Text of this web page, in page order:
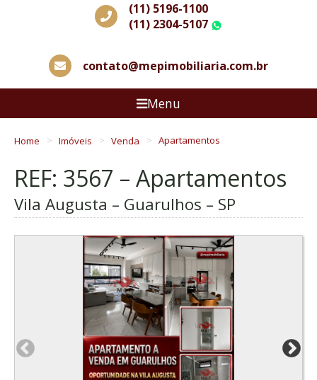
(11) 5196-1100
(11) 2304-5107
contato@mepimobiliaria.com.br
Menu
Home Imóveis Venda Apartamentos
REF: 3567 – Apartamentos
Vila Augusta – Guarulhos – SP